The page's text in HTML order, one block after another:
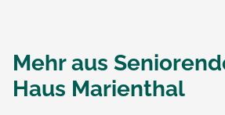
Mehr aus
Haus Marienthal